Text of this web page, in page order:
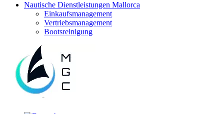
Nautische Dienstleistungen Mallorca
Einkaufsmanagement
Vertriebsmanagement
Bootsreinigung